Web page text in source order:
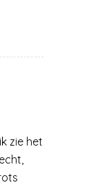
zie het